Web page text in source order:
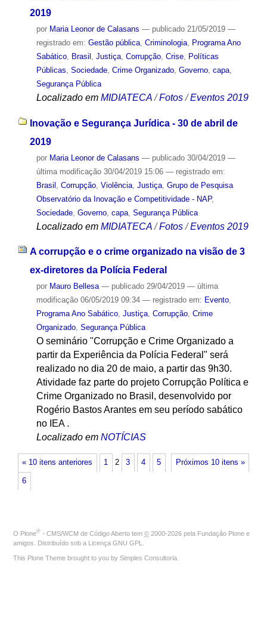
2019
por Maria Leonor de Calasans — publicado21/05/2019 —
registrado em: Gestão pública, Criminologia,
Programa Ano
Sabático, Brasil Justiça, Corrupção, Crise,
Políticas
Públicas Sociedade, Crime Organizado, Governo, capa,
Segurança Pública
Localizado em MIDIATECA /Fotos /Eventos 2019
Inovação e Segurança Jurídica - 30 de abril de
2019
por Maria Leonor de Calasans — publicado30/04/2019 —
última modificação30/04/2019 15:06 — registrado em:
Brasil Corrupção, Violência, Justiça, Grupo de Pesquisa
Observatório da Inovação e Competitividade - NAP,
Sociedade, Governo, capa, Segurança Pública
Localizado em MIDIATECA /Fotos /Eventos 2019
A corrupção e o crime organizado na visão de 3
ex-diretores da Polícia Federal
por Mauro Bellesa — publicado29/04/2019 — última
modificação06/05/2019 09:34 — registrado em: Evento,
Programa Ano Sabático, Justiça, Corrupção, Crime
Organizado, Segurança Pública
O seminário "Corrupção e Crime Organizado a
partir da Experiência da Polícia Federal" será
realizado no dia 20 de maio, a partir das 9h30.
Atividade faz parte do projeto Corrupção Política e
Crime Organizado no Brasil, desenvolvido por
Rogério Bastos Arantes em seu período sabático
no IEA .
Localizado em NOTÍCIAS
« 10 itens anteriores Próximos 10 itens »
1 2 3 4 5
6
O Plone® - CMS/WCM de Código Aberto tem © 2000-2026 pela Fundação Plone e
amigos. Distribuído sob a Licença GNU GPL
This Plone Theme brought to you by Simples Consultoria